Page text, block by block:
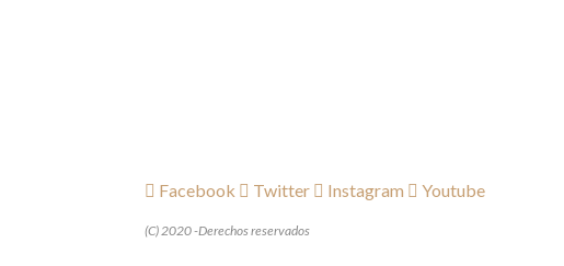
Facebook Twitter Instagram Youtube
(C) 2020 -Derechos reservados